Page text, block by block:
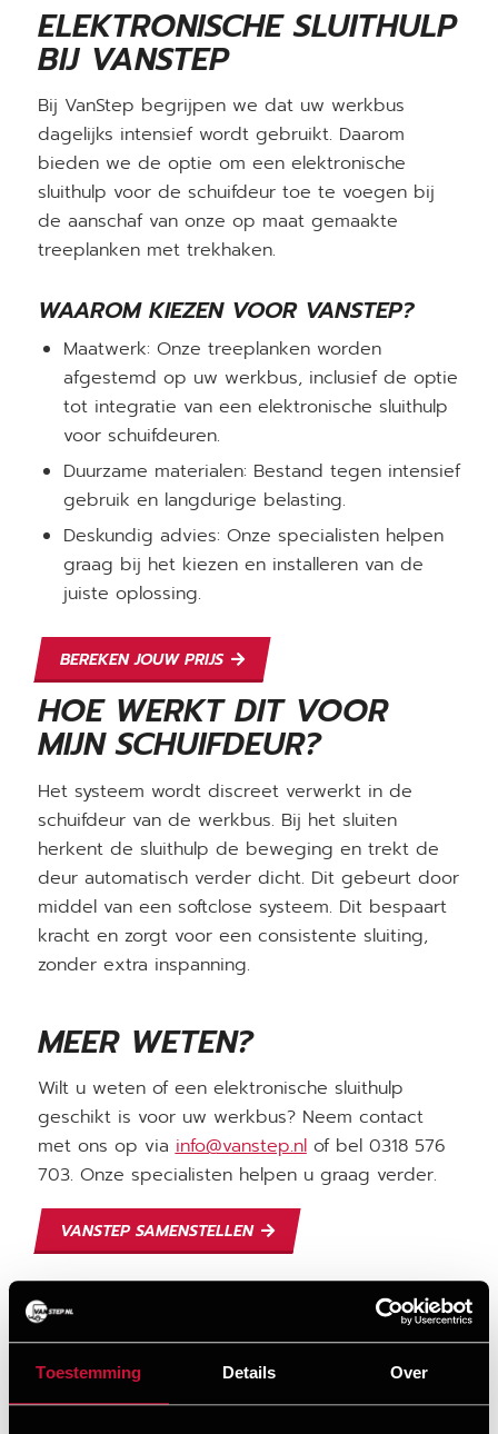
Toestemming Details Over
ELEKTRONISCHE SLUITHULP
BIJ VANSTEP
Bij VanStep begrijpen we dat uw werkbus
dagelijks intensief wordt gebruikt. Daarom
bieden we de optie om een elektronische
sluithulp voor de schuifdeur toe te voegen bij
de aanschaf van onze op maat gemaakte
treeplanken met trekhaken.
WAAROM KIEZEN VOOR VANSTEP?
Maatwerk: Onze treeplanken worden
afgestemd op uw werkbus, inclusief de optie
tot integratie van een elektronische sluithulp
voor schuifdeuren.
Duurzame materialen: Bestand tegen intensief
gebruik en langdurige belasting.
Deskundig advies: Onze specialisten helpen
graag bij het kiezen en installeren van de
juiste oplossing.
BEREKEN JOUW PRIJS
HOE WERKT DIT VOOR
MIJN SCHUIFDEUR?
Het systeem wordt discreet verwerkt in de
schuifdeur van de werkbus. Bij het sluiten
herkent de sluithulp de beweging en trekt de
deur automatisch verder dicht. Dit gebeurt door
middel van een softclose systeem. Dit bespaart
kracht en zorgt voor een consistente sluiting,
zonder extra inspanning.
MEER WETEN?
Wilt u weten of een elektronische sluithulp
geschikt is voor uw werkbus? Neem contact
met ons op viainfo@vanstep.nlof bel 0318 576
703. Onze specialisten helpen u graag verder.
VANSTEP SAMENSTELLEN